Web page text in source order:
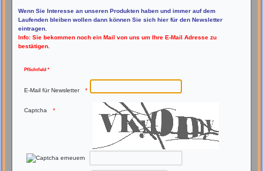
Wenn Sie Interesse an unseren Produkten haben und immer auf dem
Laufenden bleiben wollen dann können Sie sich hier für den Newsletter
eintragen.
Info: Sie bekommen noch ein Mail von uns um Ihre E-Mail Adresse zu
bestätigen.
Pflichtfeld *
E-Mail für Newsletter
Captcha